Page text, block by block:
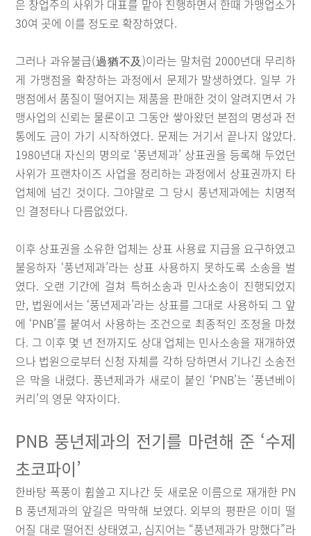
은 창업주의 사위가 대표를 맡아 진행하면서 한때 가맹업소가
30여 곳에 이를 정도로 확장하였다.
그러나 과유불급(過猶不及)이라는 말처럼 2000년대 무리하
게 가맹점을 확장하는 과정에서 문제가 발생하였다. 일부 가
맹점에서 품질이 떨어지는 제품을 판매한 것이 알려지면서 가
맹사업의 신뢰는 물론이고 그동안 쌓아왔던 본점의 명성과 전
통에도 금이 가기 시작하였다. 문제는 거기서 끝나지 않았다.
1980년대 자신의 명의로 ‘풍년제과’ 상표권을 등록해 두었던
사위가 프랜차이즈 사업을 정리하는 과정에서 상표권까지 타
업체에 넘긴 것이다. 그야말로 그 당시 풍년제과에는 치명적
인 결정타나 다름없었다.
이후 상표권을 소유한 업체는 상표 사용료 지급을 요구하였고
불응하자 ‘풍년제과’라는 상표 사용하지 못하도록 소송을 벌
였다. 오랜 기간에 걸쳐 특허소송과 민사소송이 진행되었지
만, 법원에서는 ‘풍년제과’라는 상표를 그대로 사용하되 그 앞
에 ‘PNB’를 붙여서 사용하는 조건으로 최종적인 조정을 마쳤
다. 그 이후 몇 년 전까지도 상대 업체는 민사소송을 재개하였
으나 법원으로부터 신청 자체를 각하 당하면서 기나긴 소송전
은 막을 내렸다. 풍년제과가 새로이 붙인 ‘PNB’는 ‘풍년베이
커리’의 영문 약자이다.
PNB 풍년제과의 전기를 마련해 준 ‘수제
초코파이’
한바탕 폭풍이 휩쓸고 지나간 듯 새로운 이름으로 재개한 PN
B 풍년제과의 앞길은 막막해 보였다. 외부의 평판은 이미 떨
어질 대로 떨어진 상태였고, 심지어는 “풍년제과가 망했다”라